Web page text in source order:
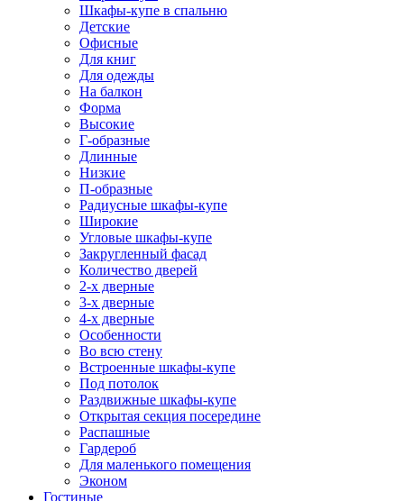
Шкафы-купе в спальню
Детские
Офисные
Для книг
Для одежды
На балкон
Форма
Высокие
Г-образные
Длинные
Низкие
П-образные
Радиусные шкафы-купе
Широкие
Угловые шкафы-купе
Закругленный фасад
Количество дверей
2-х дверные
3-х дверные
4-х дверные
Особенности
Во всю стену
Встроенные шкафы-купе
Под потолок
Раздвижные шкафы-купе
Открытая секция посередине
Распашные
Гардероб
Для маленького помещения
Эконом
Гостиные